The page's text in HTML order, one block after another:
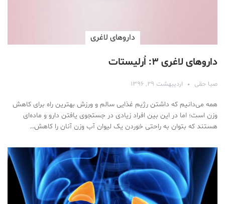
دارو‌های لاغری
داروهای لاغری ۳: اُرلیستات
صبا حقی اردیبهشت ۲۹, ۱۳۹۶
همه می‌دانیم که داشتن رژیم غذایی سالم و ورزش بهترین راه برای کاهش
وزن است؛ اما در این بین افراد زیادی در جستجوی یافتن دارو و ماده‌ای
هستند که بتوان به راحتی خوردن یک لیوان آب وزن آنان را کاهش…